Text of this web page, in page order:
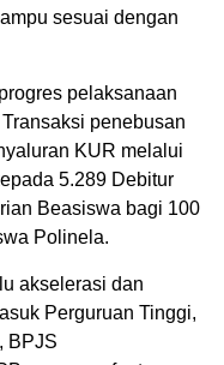
sesuai dengan
pelaksanaan
penebusan
KUR melalui
5.289 Debitur
Beasiswa bagi 100
Polinela.
akselerasi dan
Perguruan Tinggi,
BPJS